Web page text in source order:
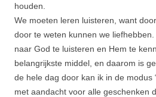
houden.
We moeten leren luisteren, want
door te weten kunnen we
naar God te luisteren en Hem te
belangrijkste middel, en daarom is
de hele dag door kan ik in de modus
met aandacht voor alle geschenken